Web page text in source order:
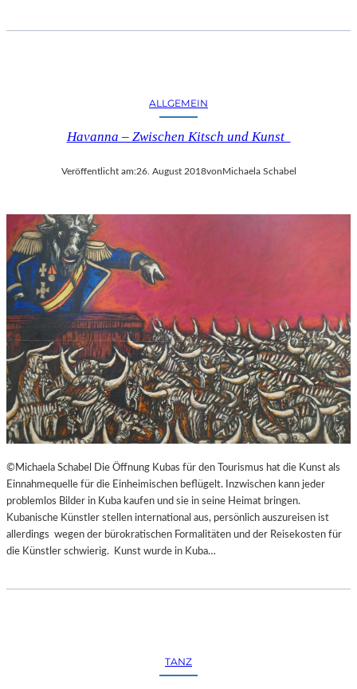
ALLGEMEIN
Havanna – Zwischen Kitsch und Kunst
Veröffentlicht am:26. August 2018vonMichaela Schabel
©Michaela Schabel Die Öffnung Kubas für den Tourismus hat die Kunst als
Einnahmequelle für die Einheimischen beflügelt. Inzwischen kann jeder
problemlos Bilder in Kuba kaufen und sie in seine Heimat bringen.
Kubanische Künstler stellen international aus, persönlich auszureisen ist
allerdings wegen der bürokratischen Formalitäten und der Reisekosten für
die Künstler schwierig. Kunst wurde in Kuba…
TANZ